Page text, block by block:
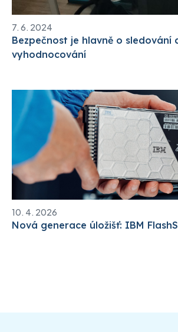
7. 6. 2024
Bezpečnost je hlavně o sledování
vyhodnocování
10. 4. 2026
Nová generace úložišť: IBM